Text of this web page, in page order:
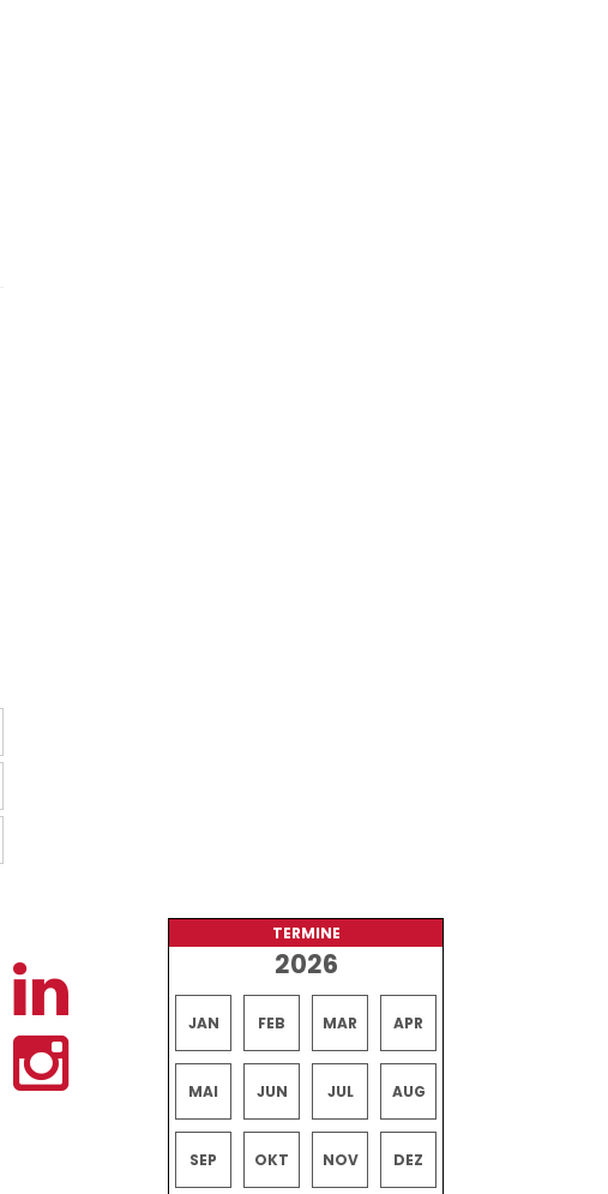
TERMINE
2026
JAN FEB MAR APR
MAI JUN JUL AUG
SEP OKT NOV DEZ